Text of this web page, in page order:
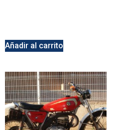
Añadir al carrito